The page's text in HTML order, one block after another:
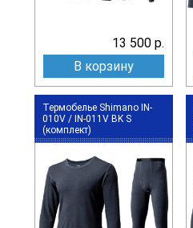
13 500 р.
В корзину
Термобелье Shimano IN-
010V / IN-011V BK S
(комплект)